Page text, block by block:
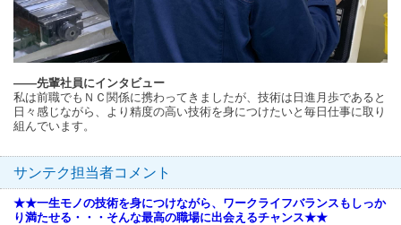
――先輩社員にインタビュー
私は前職でもＮＣ関係に携わってきましたが、技術は日進月歩であると
日々感じながら、より精度の高い技術を身につけたいと毎日仕事に取り
組んでいます。
サンテク担当者コメント
★★一生モノの技術を身につけながら、ワークライフバランスもしっか
り満たせる・・・そんな最高の職場に出会えるチャンス★★